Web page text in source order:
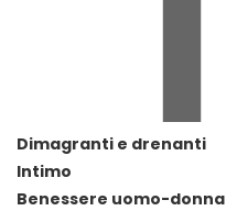
Dimagranti e drenanti
Intimo
Benessere uomo-donna